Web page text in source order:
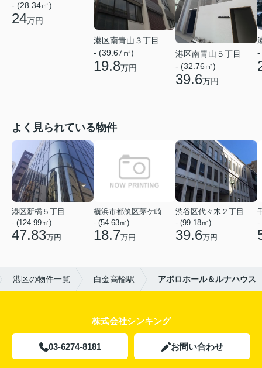
- (28.34㎡)
24万円
港区南青山３丁目
- (39.67㎡)
19.8万円
港区南青山５丁目
- (32.76㎡)
39.6万円
-
よく見られている物件
港区新橋５丁目
- (124.99㎡)
47.83万円
横浜市都筑区茅ケ崎中央
- (54.63㎡)
18.7万円
渋谷区代々木２丁目
- (99.18㎡)
39.6万円
-
港区の物件一覧 白金高輪駅 アポロホール＆ルナハウス
株式会社シンキング
03-6274-8181 お問い合わせ